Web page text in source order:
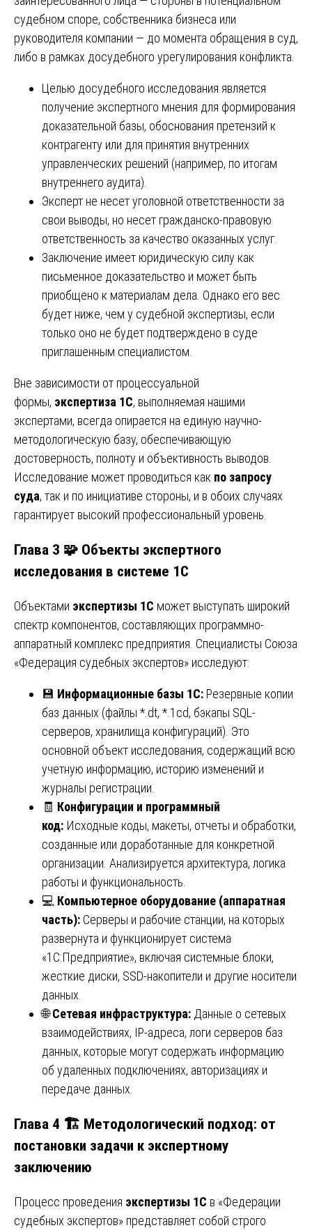
судебном споре, собственника бизнеса или
руководителя компании — до момента обращения в суд,
либо в рамках досудебного урегулирования конфликта.
Целью досудебного исследования является
получение экспертного мнения для формирования
доказательной базы, обоснования претензий к
контрагенту или для принятия внутренних
управленческих решений (например, по итогам
внутреннего аудита).
Эксперт не несет уголовной ответственности за
свои выводы, но несет гражданско-правовую
ответственность за качество оказанных услуг.
Заключение имеет юридическую силу как
письменное доказательство и может быть
приобщено к материалам дела. Однако его вес
будет ниже, чем у судебной экспертизы, если
только оно не будет подтверждено в суде
приглашенным специалистом.
Вне зависимости от процессуальной
формы, экспертиза 1С, выполняемая нашими
экспертами, всегда опирается на единую научно-
методологическую базу, обеспечивающую
достоверность, полноту и объективность выводов.
Исследование может проводиться как по запросу
суда, так и по инициативе стороны, и в обоих случаях
гарантирует высокий профессиональный уровень.
Глава 3 🧩 Объекты экспертного
исследования в системе 1С
Объектами экспертизы 1С может выступать широкий
спектр компонентов, составляющих программно-
аппаратный комплекс предприятия. Специалисты Союза
«Федерация судебных экспертов» исследуют:
💾 Информационные базы 1С: Резервные копии
баз данных (файлы *.dt, *.1cd, бэкапы SQL-
серверов, хранилища конфигураций). Это
основной объект исследования, содержащий всю
учетную информацию, историю изменений и
журналы регистрации.
🧾 Конфигурации и программный
код: Исходные коды, макеты, отчеты и обработки,
созданные или доработанные для конкретной
организации. Анализируется архитектура, логика
работы и функциональность.
💻 Компьютерное оборудование (аппаратная
часть): Серверы и рабочие станции, на которых
развернута и функционирует система
«1С:Предприятие», включая системные блоки,
жесткие диски, SSD-накопители и другие носители
данных.
🌐Сетевая инфраструктура: Данные о сетевых
взаимодействиях, IP-адреса, логи серверов баз
данных, которые могут содержать информацию
об удаленных подключениях, авторизациях и
передаче данных.
Глава 4 🏗️ Методологический подход: от
постановки задачи к экспертному
заключению
Процесс проведения экспертизы 1С в «Федерации
судебных экспертов» представляет собой строго